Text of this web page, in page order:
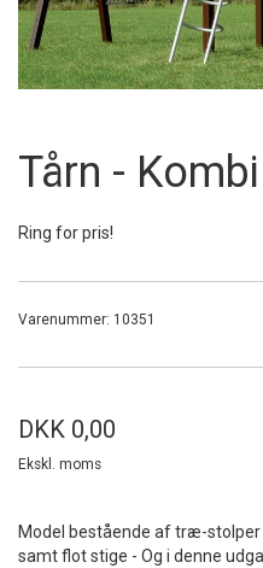
Tårn -
Ring for pris!
Varenummer: 10351
DKK 0,00
Ekskl. moms
Model bestående af træ-
samt flot stige - Og i denne